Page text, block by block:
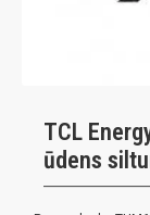
TCL
ūdens